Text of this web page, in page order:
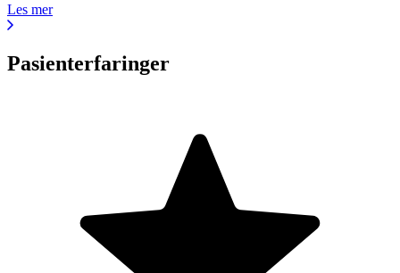
Les mer
Pasienterfaringer